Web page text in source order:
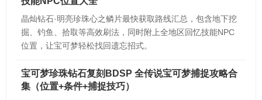
晶灿钻石·明亮珍珠心之鳞片最快获取路线汇总，包含地下挖
掘、钓鱼、拾取等高效刷法，同时附上全地区回忆技能NPC
位置，让宝可梦轻松找回遗忘招式。
宝可梦珍珠钻石复刻BDSP 全传说宝可梦捕捉攻略合
集（位置+条件+捕捉技巧）